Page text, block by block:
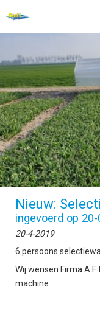
Home
Nieuw:
ingevoerd op
20-4-2019
6 persoons
Wij wensen Firma
machine.